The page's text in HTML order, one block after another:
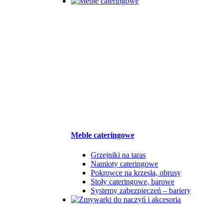
Meble cateringowe
Grzejniki na taras
Namioty cateringowe
Pokrowce na krzesła, obrusy
Stoły cateringowe, barowe
Systemy zabezpieczeń – bariery